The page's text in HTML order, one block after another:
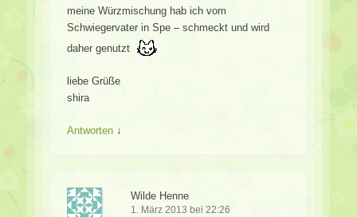
meine Würzmischung hab ich vom
Schwiegervater in Spe – schmeckt und wird
daher genutzt
liebe Grüße
shira
Antworten ↓
Wilde Henne
1. März 2013 bei 22:26